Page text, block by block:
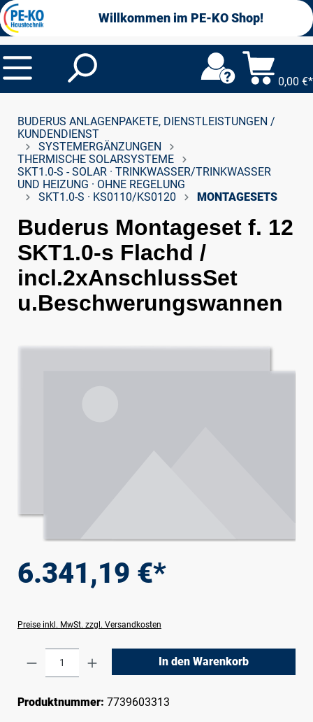
springen Willkommen im PE-KO Shop!
0,00 €*
BUDERUS ANLAGENPAKETE, DIENSTLEISTUNGEN /
KUNDENDIENST
SYSTEMERGÄNZUNGEN
THERMISCHE SOLARSYSTEME
SKT1.0-S - SOLAR · TRINKWASSER/TRINKWASSER
UND HEIZUNG · OHNE REGELUNG
SKT1.0-S · KS0110/KS0120
MONTAGESETS
Buderus Montageset f. 12
SKT1.0-s Flachd /
incl.2xAnschlussSet
u.Beschwerungswannen
Bildergalerie überspringen
6.341,19 €*
Preise inkl. MwSt. zzgl. Versandkosten
Produkt Anzahl: Gib den gewünschten
In den Warenkorb
Produktnummer: 7739603313